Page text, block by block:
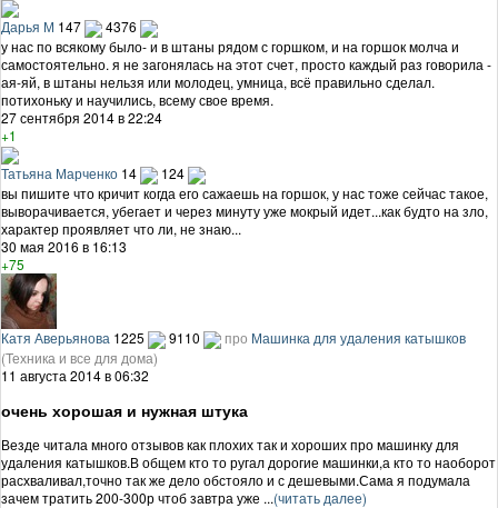
Дарья М 147
4376
у нас по всякому было- и в штаны рядом с горшком, и на горшок молча и
самостоятельно. я не загонялась на этот счет, просто каждый раз говорила -
ая-яй, в штаны нельзя или молодец, умница, всё правильно сделал.
потихоньку и научились, всему свое время.
27 сентября 2014 в 22:24
+1
Татьяна Марченко 14
124
вы пишите что кричит когда его сажаешь на горшок, у нас тоже сейчас такое,
выворачивается, убегает и через минуту уже мокрый идет...как будто на зло,
характер проявляет что ли, не знаю...
30 мая 2016 в 16:13
+75
Катя Аверьянова 1225 9110 про Машинка для удаления катышков
(Техника и все для дома)
11 августа 2014 в 06:32
очень хорошая и нужная штука
Везде читала много отзывов как плохих так и хороших про машинку для
удаления катышков.В общем кто то ругал дорогие машинки,а кто то наоборот
расхваливал,точно так же дело обстояло и с дешевыми.Сама я подумала
зачем тратить 200-300р чтоб завтра уже ...(читать далее)